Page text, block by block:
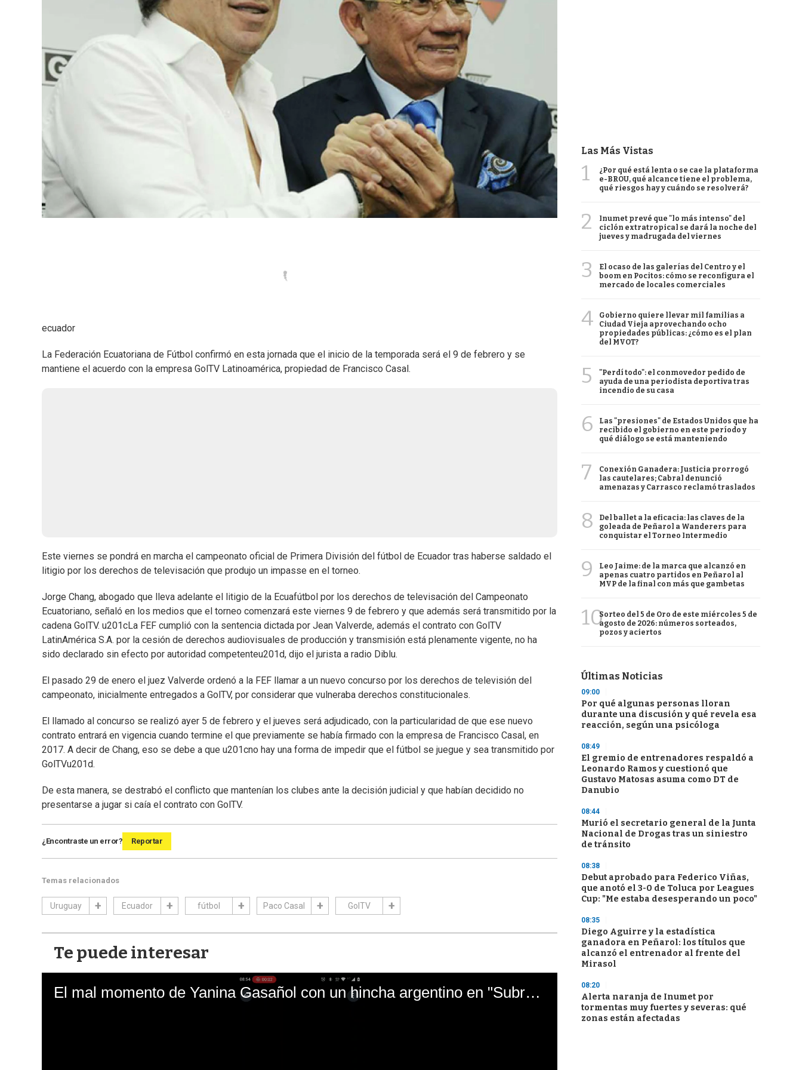
ecuador
La Federación Ecuatoriana de Fútbol confirmó en esta jornada que el inicio de la temporada será el 9 de febrero y se
mantiene el acuerdo con la empresa GolTV Latinoamérica, propiedad de Francisco Casal.
Este viernes se pondrá en marcha el campeonato oficial de Primera División del fútbol de Ecuador tras haberse saldado el
litigio por los derechos de televisación que produjo un impasse en el torneo.
Jorge Chang, abogado que lleva adelante el litigio de la Ecuafútbol por los derechos de televisación del Campeonato
Ecuatoriano, señaló en los medios que el torneo comenzará este viernes 9 de febrero y que además será transmitido por la
cadena GolTV. u201cLa FEF cumplió con la sentencia dictada por Jean Valverde, además el contrato con GolTV
LatinAmérica S.A. por la cesión de derechos audiovisuales de producción y transmisión está plenamente vigente, no ha
sido declarado sin efecto por autoridad competenteu201d, dijo el jurista a radio Diblu.
El pasado 29 de enero el juez Valverde ordenó a la FEF llamar a un nuevo concurso por los derechos de televisión del
campeonato, inicialmente entregados a GolTV, por considerar que vulneraba derechos constitucionales.
El llamado al concurso se realizó ayer 5 de febrero y el jueves será adjudicado, con la particularidad de que ese nuevo
contrato entrará en vigencia cuando termine el que previamente se había firmado con la empresa de Francisco Casal, en
2017. A decir de Chang, eso se debe a que u201cno hay una forma de impedir que el fútbol se juegue y sea transmitido por
GolTVu201d.
De esta manera, se destrabó el conflicto que mantenían los clubes ante la decisión judicial y que habían decidido no
presentarse a jugar si caía el contrato con GolTV.
¿Encontraste un error? Reportar
Temas relacionados
Uruguay Ecuador fútbol Paco Casal GolTV
Te puede interesar
El mal momento de Yanina Gasañol con un hincha argentino en "Subrayado"
Las Más Vistas
1
¿Por qué está lenta o se cae la plataforma
e-BROU, qué alcance tiene el problema,
qué riesgos hay y cuándo se resolverá?
2
Inumet prevé que "lo más intenso" del
ciclón extratropical se dará la noche del
jueves y madrugada del viernes
3
El ocaso de las galerías del Centro y el
boom en Pocitos: cómo se reconfigura el
mercado de locales comerciales
4
Gobierno quiere llevar mil familias a
Ciudad Vieja aprovechando ocho
propiedades públicas: ¿cómo es el plan
del MVOT?
5
"Perdí todo": el conmovedor pedido de
ayuda de una periodista deportiva tras
incendio de su casa
6
Las "presiones" de Estados Unidos que ha
recibido el gobierno en este período y
qué diálogo se está manteniendo
7
Conexión Ganadera: Justicia prorrogó
las cautelares; Cabral denunció
amenazas y Carrasco reclamó traslados
8
Del ballet a la eficacia: las claves de la
goleada de Peñarol a Wanderers para
conquistar el Torneo Intermedio
9
Leo Jaime: de la marca que alcanzó en
apenas cuatro partidos en Peñarol al
MVP de la final con más que gambetas
10Sorteo del 5 de Oro de este miércoles 5 de
agosto de 2026: números sorteados,
pozos y aciertos
Últimas Noticias
09:00
Por qué algunas personas lloran
durante una discusión y qué revela esa
reacción, según una psicóloga
08:49
El gremio de entrenadores respaldó a
Leonardo Ramos y cuestionó que
Gustavo Matosas asuma como DT de
Danubio
08:44
Murió el secretario general de la Junta
Nacional de Drogas tras un siniestro
de tránsito
08:38
Debut aprobado para Federico Viñas,
que anotó el 3-0 de Toluca por Leagues
Cup: "Me estaba desesperando un poco"
08:35
Diego Aguirre y la estadística
ganadora en Peñarol: los títulos que
alcanzó el entrenador al frente del
Mirasol
08:20
Alerta naranja de Inumet por
tormentas muy fuertes y severas: qué
zonas están afectadas